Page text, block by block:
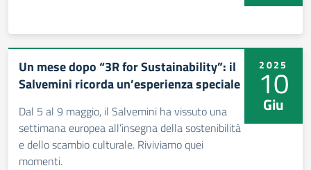
2025
10
Giu
Un mese dopo “3R for Sustainability”: il
Salvemini ricorda un’esperienza speciale
Dal 5 al 9 maggio, il Salvemini ha vissuto una
settimana europea all’insegna della sostenibilità
e dello scambio culturale. Riviviamo quei
momenti.